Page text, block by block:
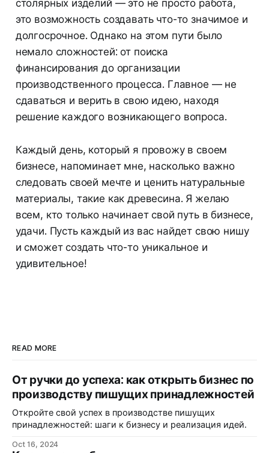
столярных изделий — это не просто работа,
это возможность создавать что-то значимое и
долгосрочное. Однако на этом пути было
немало сложностей: от поиска
финансирования до организации
производственного процесса. Главное — не
сдаваться и верить в свою идею, находя
решение каждого возникающего вопроса.
Каждый день, который я провожу в своем
бизнесе, напоминает мне, насколько важно
следовать своей мечте и ценить натуральные
материалы, такие как древесина. Я желаю
всем, кто только начинает свой путь в бизнесе,
удачи. Пусть каждый из вас найдет свою нишу
и сможет создать что-то уникальное и
удивительное!
READ MORE
От ручки до успеха: как открыть бизнес по
производству пишущих принадлежностей
Откройте свой успех в производстве пишущих
принадлежностей: шаги к бизнесу и реализация идей.
Oct 16, 2024